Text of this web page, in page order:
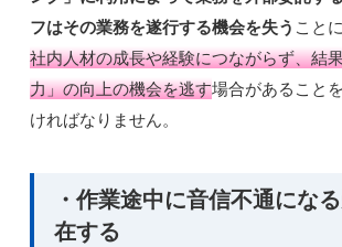
フはその業務を遂行する機会を失う こと
社内人材の成長や経験につながらず、結
力」の向上の機会を逃す場合があること
ければなりません。
・作業途中に音信不通にな
在する